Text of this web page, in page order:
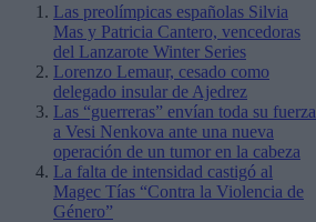
Las preolímpicas españolas Silvia
Mas y Patricia Cantero, vencedoras
del Lanzarote Winter Series
Lorenzo Lemaur, cesado como
delegado insular de Ajedrez
Las “guerreras” envían toda su fuerza
a Vesi Nenkova ante una nueva
operación de un tumor en la cabeza
La falta de intensidad castigó al
Magec Tías “Contra la Violencia de
Género”